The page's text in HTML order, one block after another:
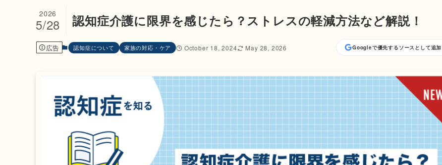
認知症介護に限界を感じたら？ストレスの軽減方法など解説！
2026
5/28
広告 認知症について 家族の対応・ケア October 18, 2024 May 28, 2026 Googleで優先するソースとして追加